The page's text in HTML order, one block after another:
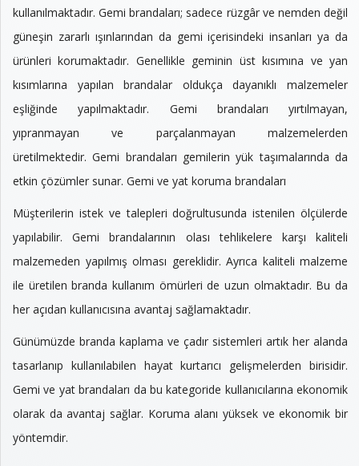
kullanılmaktadır. Gemi brandaları; sadece rüzgâr ve nemden değil
güneşin zararlı ışınlarından da gemi içerisindeki insanları ya da
ürünleri korumaktadır. Genellikle geminin üst kısımına ve yan
kısımlarına yapılan brandalar oldukça dayanıklı malzemeler
eşliğinde yapılmaktadır. Gemi brandaları yırtılmayan,
yıpranmayan ve parçalanmayan malzemelerden
üretilmektedir. Gemi brandaları gemilerin yük taşımalarında da
etkin çözümler sunar. Gemi ve yat koruma brandaları
Müşterilerin istek ve talepleri doğrultusunda istenilen ölçülerde
yapılabilir. Gemi brandalarının olası tehlikelere karşı kaliteli
malzemeden yapılmış olması gereklidir. Ayrıca kaliteli malzeme
ile üretilen branda kullanım ömürleri de uzun olmaktadır. Bu da
her açıdan kullanıcısına avantaj sağlamaktadır.
Günümüzde branda kaplama ve çadır sistemleri artık her alanda
tasarlanıp kullanılabilen hayat kurtarıcı gelişmelerden birisidir.
Gemi ve yat brandaları da bu kategoride kullanıcılarına ekonomik
olarak da avantaj sağlar. Koruma alanı yüksek ve ekonomik bir
yöntemdir.